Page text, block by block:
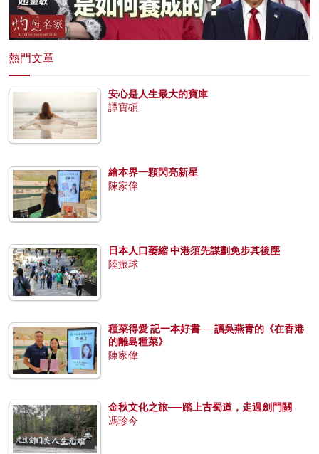
熱門文章
安心是人生最大的寶庫
譚寶碩
繪本界一顆閃亮新星
陳家偉
日本人口萎縮 中港須先謀劃免步其後塵
陸振球
種菜得愛 記一本好書──讀吳燕青的《在香港
的離島種菜》
陳家偉
金秋文化之旅──踏上古蜀道，走過劍門關
馮珍今